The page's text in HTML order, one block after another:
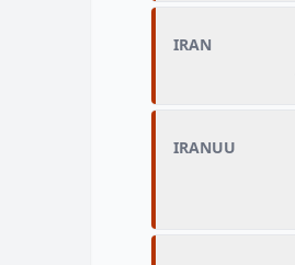
IRAN
IRANUU